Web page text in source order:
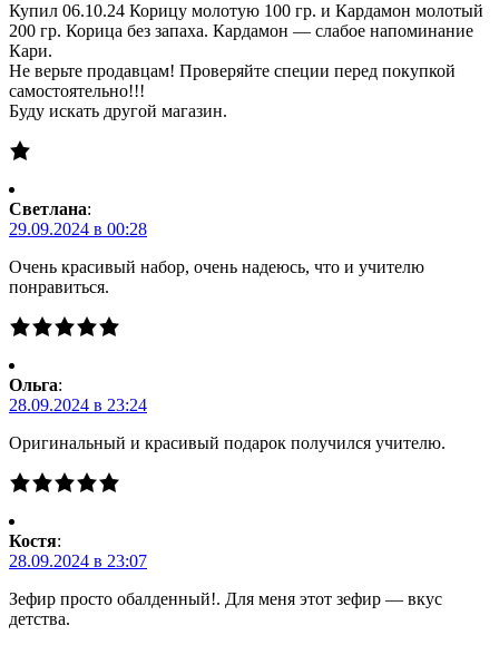
Купил 06.10.24 Корицу молотую 100 гр. и Кардамон молотый
200 гр. Корица без запаха. Кардамон — слабое напоминание
Кари.
Не верьте продавцам! Проверяйте специи перед покупкой
самостоятельно!!!
Буду искать другой магазин.
Светлана:
29.09.2024 в 00:28
Очень красивый набор, очень надеюсь, что и учителю
понравиться.
Ольга:
28.09.2024 в 23:24
Оригинальный и красивый подарок получился учителю.
Костя:
28.09.2024 в 23:07
Зефир просто обалденный!. Для меня этот зефир — вкус
детства.